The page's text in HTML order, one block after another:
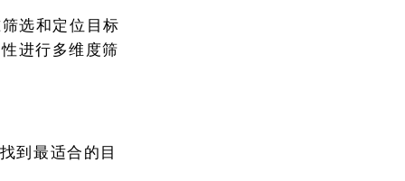
选和定位目标
进行多维度筛
到最适合的目